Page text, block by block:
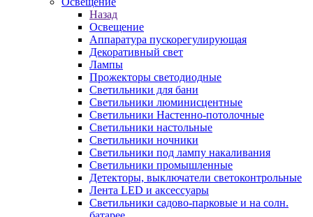
Назад
Освещение
Аппаратура пускорегулирующая
Декоративный свет
Лампы
Прожекторы светодиодные
Светильники для бани
Светильники люминисцентные
Светильники Настенно-потолочные
Светильники настольные
Светильники ночники
Светильники под лампу накаливания
Светильники промышленные
Детекторы, выключатели светоконтрольные
Лента LED и аксессуары
Светильники садово-парковые и на солн.